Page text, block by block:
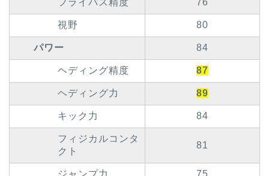
フライパス精度 76
視野 80
パワー 84
ヘディング精度 87
ヘディング力 89
キック力 84
フィジカルコンタ
クト
81